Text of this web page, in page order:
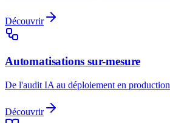
Découvrir
Automatisations sur-mesure
De l'audit IA au déploiement en production
Découvrir